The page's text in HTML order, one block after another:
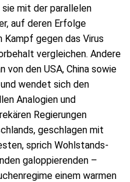
mit der parallelen
auf deren Erfolge
gegen das Virus
vergleichen. Andere
von den USA, China sowie
wendet sich den
Analogien und
Regierungen
geschlagen mit
sprich Wohlstands-
galoppierenden –
einem warmen